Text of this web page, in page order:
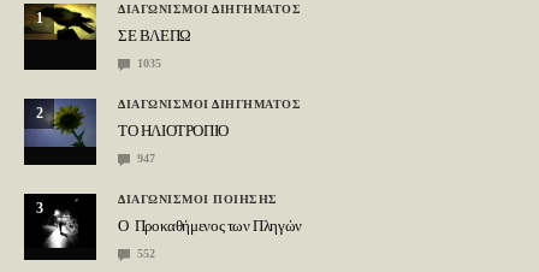
1
ΔΙΑΓΩΝΙΣΜΟΙ ΔΙΗΓΗΜΑΤΟΣ
ΣΕ ΒΛΕΠΩ
1035
2
ΔΙΑΓΩΝΙΣΜΟΙ ΔΙΗΓΗΜΑΤΟΣ
ΤΟ ΗΛΙΟΤΡΟΠΙΟ
947
3
ΔΙΑΓΩΝΙΣΜΟΙ ΠΟΙΗΣΗΣ
Ο Προκαθήμενος των Πληγών
552